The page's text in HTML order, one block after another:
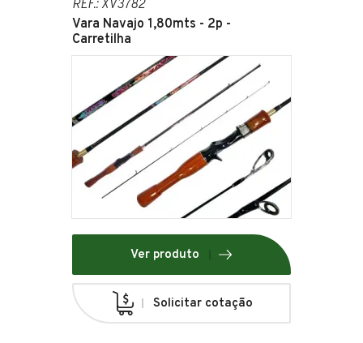
REF.: XV3782
Vara Navajo 1,80mts - 2p -
Carretilha
Ver produto
Solicitar cotação